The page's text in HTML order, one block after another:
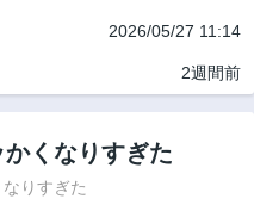
2026/05/27 11:14
2週間前
くなりすぎた
りすぎた